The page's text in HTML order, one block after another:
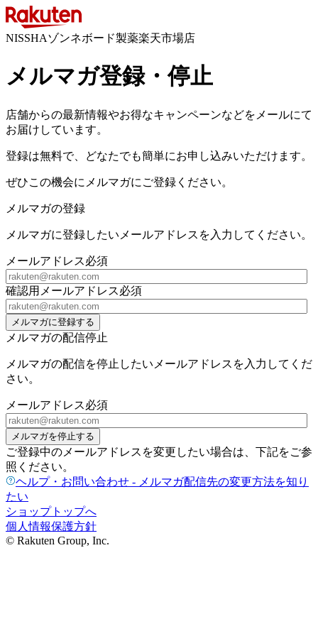
NISSHAゾンネボード製薬楽天市場店
メルマガ登録・停止
店舗からの最新情報やお得なキャンペーンなどをメールにて
お届けしています。
登録は無料で、どなたでも簡単にお申し込みいただけます。
ぜひこの機会にメルマガにご登録ください。
メルマガの登録
メルマガに登録したいメールアドレスを入力してください。
メールアドレス必須
確認用メールアドレス必須
メルマガに登録する
メルマガの配信停止
メルマガの配信を停止したいメールアドレスを入力してくだ
さい。
メールアドレス必須
メルマガを停止する
ご登録中のメールアドレスを変更したい場合は、下記をご参
照ください。
ヘルプ・お問い合わせ - メルマガ配信先の変更方法を知り
たい
ショップトップへ
個人情報保護方針
© Rakuten Group, Inc.